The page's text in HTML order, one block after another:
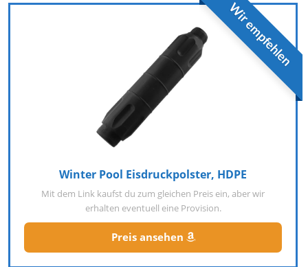
Wir empfehlen
Winter Pool Eisdruckpolster, HDPE
Mit dem Link kaufst du zum gleichen Preis ein, aber wir
erhalten eventuell eine Provision.
Preis ansehen